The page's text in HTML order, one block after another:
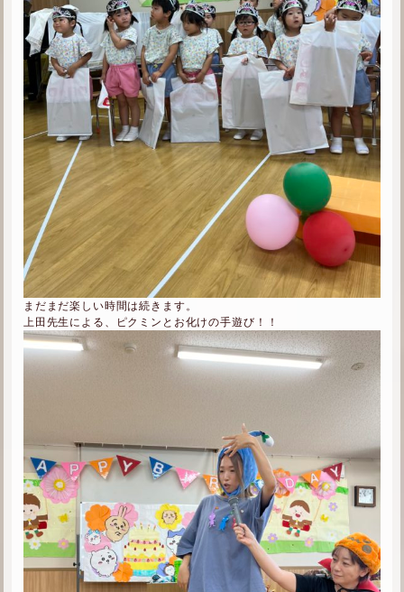
まだまだ楽しい時間は続きます。
上田先生による、ピクミンとお化けの手遊び！！